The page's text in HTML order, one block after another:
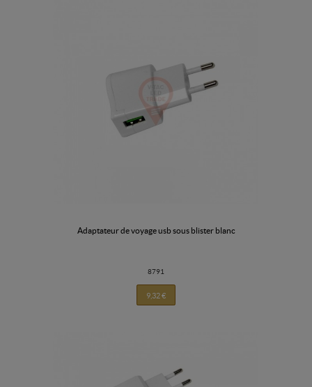
adaptateur de voyage usb sous blister blanc
8791
9,32 €